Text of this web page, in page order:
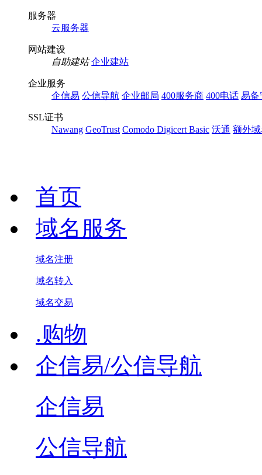
服务器
云服务器
网站建设
自助建站 企业建站
企业服务
企信易 公信导航 企业邮局 400服务商 400电话 易备
SSL证书
Nawang GeoTrust Comodo Digicert Basic 沃通 额外
首页
域名服务
域名注册
域名转入
域名交易
.购物
企信易/公信导航
企信易
公信导航